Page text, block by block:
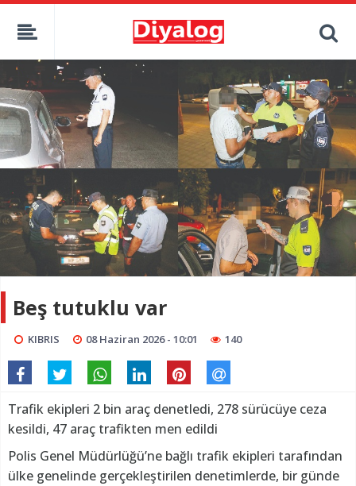
Beş tutuklu var
KIBRIS 08 Haziran 2026 - 10:01 140
Trafik ekipleri 2 bin araç denetledi, 278 sürücüye ceza
kesildi, 47 araç trafikten men edildi
Polis Genel Müdürlüğü’ne bağlı trafik ekipleri tarafından
ülke genelinde gerçekleştirilen denetimlerde, bir günde